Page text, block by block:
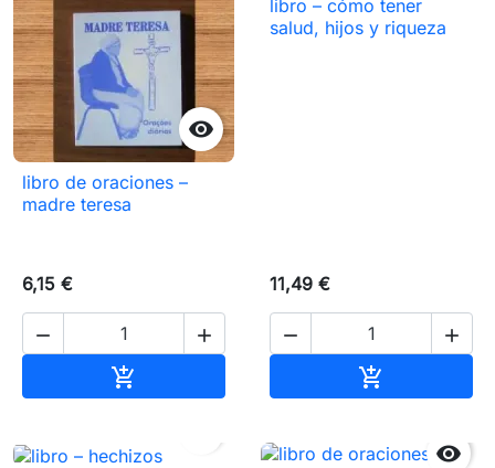

libro de oraciones –
madre teresa
6,15 €
 

libro – cómo tener
salud, hijos y riqueza
11,49 €
 

